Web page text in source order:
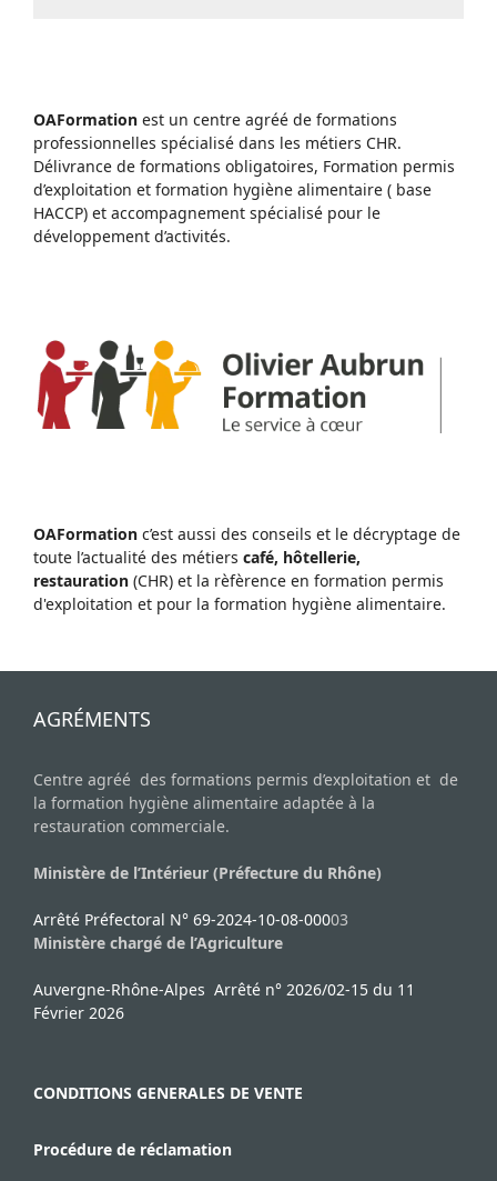
OAFormation est un centre agréé de formations
professionnelles spécialisé dans les métiers CHR.
Délivrance de formations obligatoires, Formation permis
d’exploitation et formation hygiène alimentaire ( base
HACCP) et accompagnement spécialisé pour le
développement d’activités.
OAFormation c’est aussi des conseils et le décryptage de
toute l’actualité des métiers café, hôtellerie,
restauration (CHR) et la rèfèrence en formation permis
d'exploitation et pour la formation hygiène alimentaire.
AGRÉMENTS
Centre agréé des formations permis d’exploitation et de
la formation hygiène alimentaire adaptée à la
restauration commerciale.
Ministère de l’Intérieur (Préfecture du Rhône)
Arrêté Préfectoral N° 69-2024-10-08-00003
Ministère chargé de l’Agriculture
Auvergne-Rhône-Alpes Arrêté n° 2026/02-15 du 11
Février 2026
CONDITIONS GENERALES DE VENTE
Procédure de réclamation